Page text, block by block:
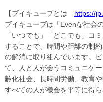
【ブイキューブとは https://
ブイキューブは「Evenな社会
「いつでも」「どこでも」コ
することで、時間や距離の制
の解消に取り組んでいます。
て、人と人が会うコミュニケ
齢化社会、長時間労働、教育
すべての人が機会を平等に得